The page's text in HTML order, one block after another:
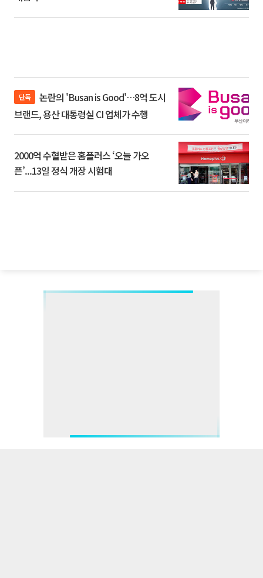
단독
브랜드, 용산 대통령실 CI 업체가 수행
2000억 수혈받은 홈플러스 ‘오늘 가오
픈’...13일 정식 개장 시험대